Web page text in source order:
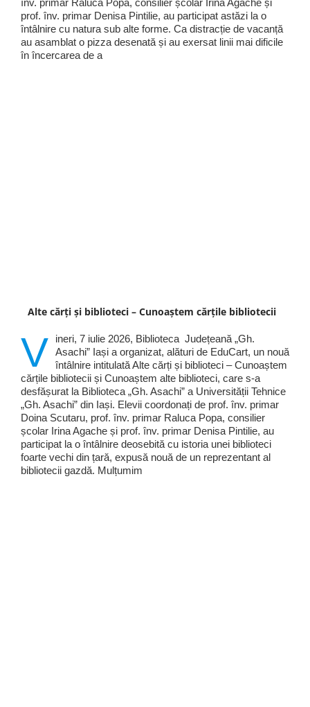
înv. primar Raluca Popa, consilier școlar Irina Agache și
prof. înv. primar Denisa Pintilie, au participat astăzi la o
întâlnire cu natura sub alte forme. Ca distracție de vacanță
au asamblat o pizza desenată și au exersat linii mai dificile
în încercarea de a
Alte cărți și biblioteci – Cunoaștem cărțile bibliotecii
V
ineri, 7 iulie 2026, Biblioteca Județeană „Gh.
Asachi” Iași a organizat, alături de EduCart, un nouă
întâlnire intitulată Alte cărți și biblioteci – Cunoaștem
cărțile bibliotecii și Cunoaștem alte biblioteci, care s-a
desfășurat la Biblioteca „Gh. Asachi” a Universității Tehnice
„Gh. Asachi” din Iași. Elevii coordonați de prof. înv. primar
Doina Scutaru, prof. înv. primar Raluca Popa, consilier
școlar Irina Agache și prof. înv. primar Denisa Pintilie, au
participat la o întâlnire deosebită cu istoria unei biblioteci
foarte vechi din țară, expusă nouă de un reprezentant al
bibliotecii gazdă. Mulțumim